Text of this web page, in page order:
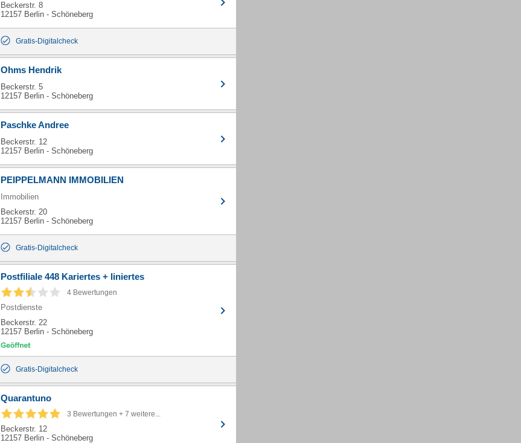
Beckerstr. 8
12157 Berlin - Schöneberg
Gratis-Digitalcheck
Ohms Hendrik
Beckerstr. 5
12157 Berlin - Schöneberg
Paschke Andree
Beckerstr. 12
12157 Berlin - Schöneberg
PEIPPELMANN IMMOBILIEN
Immobilien
Beckerstr. 20
12157 Berlin - Schöneberg
Gratis-Digitalcheck
Postfiliale 448 Kariertes + liniertes
4 Bewertungen
Postdienste
Beckerstr. 22
12157 Berlin - Schöneberg
Gratis-Digitalcheck
Quarantuno
3 Bewertungen + 7 weitere...
Beckerstr. 12
12157 Berlin - Schöneberg